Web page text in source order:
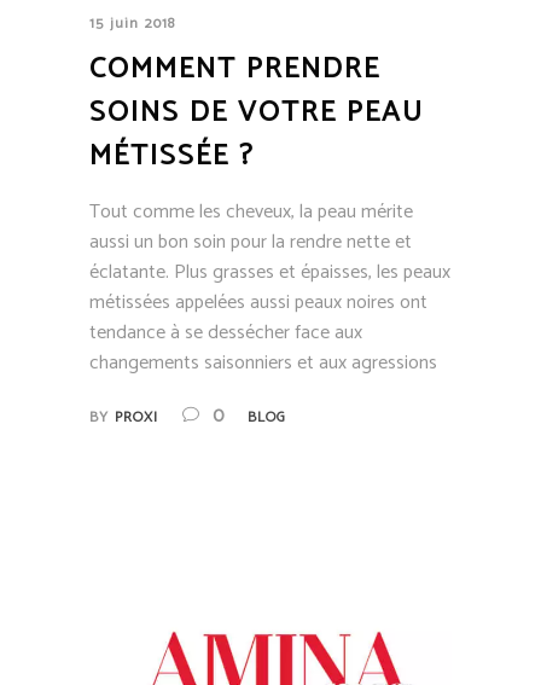
15 juin 2018
COMMENT PRENDRE
SOINS DE VOTRE PEAU
MÉTISSÉE ?
Tout comme les cheveux, la peau mérite
aussi un bon soin pour la rendre nette et
éclatante. Plus grasses et épaisses, les peaux
métissées appelées aussi peaux noires ont
tendance à se dessécher face aux
changements saisonniers et aux agressions
BY PROXI 0 BLOG